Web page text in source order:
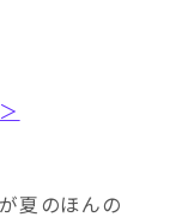
夏のほんの